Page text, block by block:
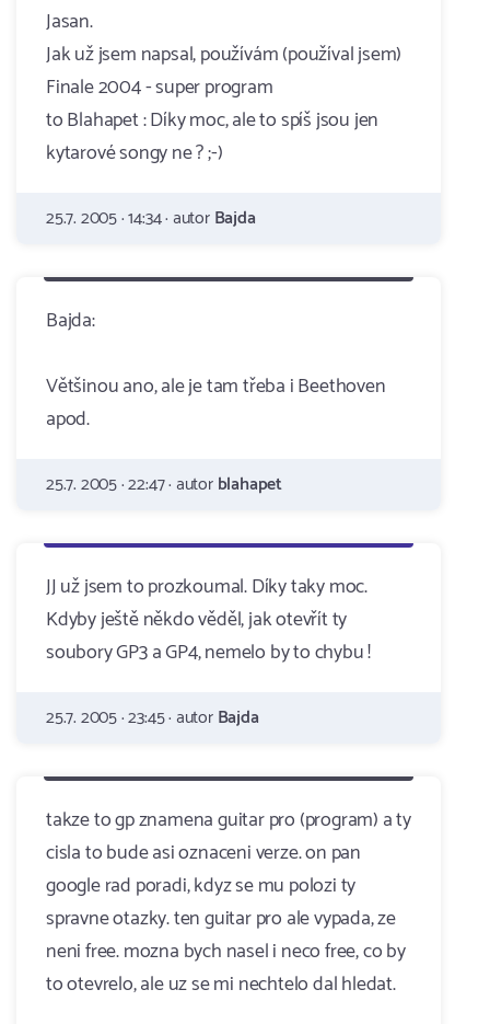
Jasan.
Jak už jsem napsal, používám (používal jsem)
Finale 2004 - super program
to Blahapet : Díky moc, ale to spíš jsou jen
kytarové songy ne ? ;-)
25.7. 2005 · 14:34 · autorBajda
Bajda:
Většinou ano, ale je tam třeba i Beethoven
apod.
25.7. 2005 · 22:47 · autorblahapet
JJ už jsem to prozkoumal. Díky taky moc.
Kdyby ještě někdo věděl, jak otevřít ty
soubory GP3 a GP4, nemelo by to chybu !
25.7. 2005 · 23:45 · autorBajda
takze to gp znamena guitar pro (program) a ty
cisla to bude asi oznaceni verze. on pan
google rad poradi, kdyz se mu polozi ty
spravne otazky. ten guitar pro ale vypada, ze
neni free. mozna bych nasel i neco free, co by
to otevrelo, ale uz se mi nechtelo dal hledat.